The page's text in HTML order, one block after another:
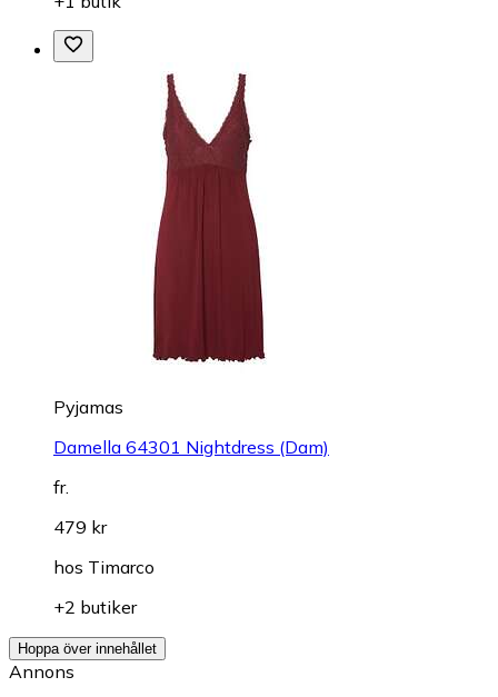
Pyjamas
Damella 64301 Nightdress (Dam)
fr.
479 kr
hos Timarco
+2 butiker
Hoppa över innehållet
Annons